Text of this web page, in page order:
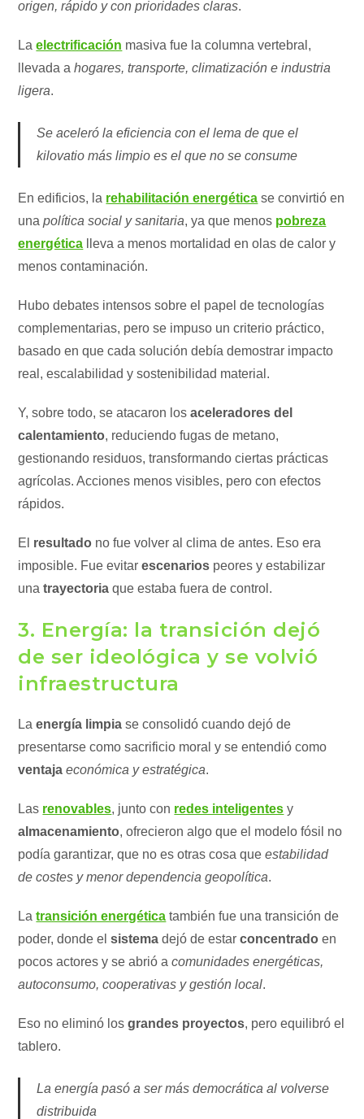
origen, rápido y con prioridades claras.
Laelectrificación masiva fue la columna vertebral,
llevada ahogares, transporte, climatización e industria
ligera.
Se aceleró la eficiencia con el lema de que el
kilovatio más limpio es el que no se consume
En edificios, la rehabilitación energética se convirtió en
unapolítica social y sanitaria, ya que menos pobreza
energética lleva a menos mortalidad en olas de calor y
menos contaminación.
Hubo debates intensos sobre el papel de tecnologías
complementarias, pero se impuso un criterio práctico,
basado en que cada solución debía demostrar impacto
real, escalabilidad y sostenibilidad material.
Y, sobre todo, se atacaron los aceleradores del
calentamiento, reduciendo fugas de metano,
gestionando residuos, transformando ciertas prácticas
agrícolas. Acciones menos visibles, pero con efectos
rápidos.
El resultado no fue volver al clima de antes. Eso era
imposible. Fue evitarescenarios peores y estabilizar
unatrayectoria que estaba fuera de control.
3. Energía: la transición dejó
de ser ideológica y se volvió
infraestructura
Laenergía limpia se consolidó cuando dejó de
presentarse como sacrificio moral y se entendió como
ventaja económica y estratégica.
Las renovables, junto con redes inteligentes y
almacenamiento, ofrecieron algo que el modelo fósil no
podía garantizar, que no es otras cosa queestabilidad
de costes y menor dependencia geopolítica.
Latransición energética también fue una transición de
poder, donde elsistema dejó de estarconcentrado en
pocos actores y se abrió acomunidades energéticas,
autoconsumo, cooperativas y gestión local.
Eso no eliminó losgrandes proyectos, pero equilibró el
tablero.
La energía pasó a ser más democrática al volverse
distribuida